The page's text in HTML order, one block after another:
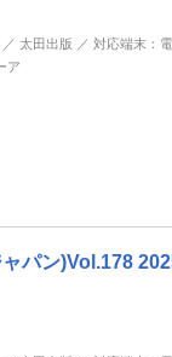
太田出版 ／ 対応端末：
ア
パン)Vol.178